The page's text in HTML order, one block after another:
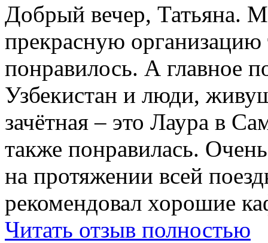
Добрый вечер, Татьяна.
прекрасную
понравилось. А главное
Узбекистан и люди,
зачётная – это Лаура в
также понравилась.
на протяжении всей
рекомендовал хорошие
Читать отзыв полностью